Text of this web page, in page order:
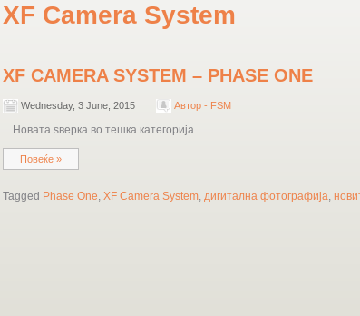
XF Camera System
XF CAMERA SYSTEM – PHASE ONE
Wednesday, 3 June, 2015 Автор - FSM
Новата ѕверка во тешка категорија.
Повеќе »
Tagged Phase One, XF Camera System, дигитална фотографија,